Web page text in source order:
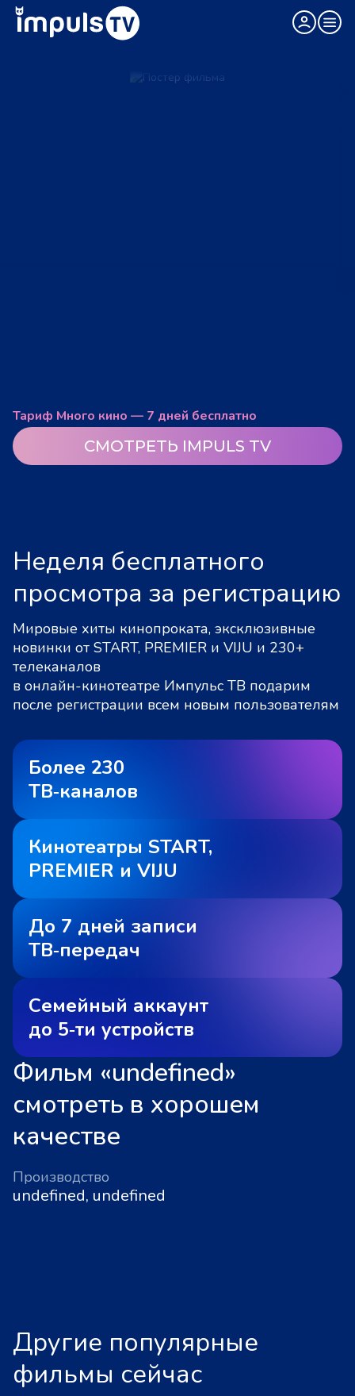
Тариф Много кино — 7 дней бесплатно
СМОТРЕТЬ IMPULS TV
Неделя бесплатного
просмотра за регистрацию
Мировые хиты кинопроката, эксклюзивные
новинки от START, PREMIER и VIJU и 230+
телеканалов
в онлайн-кинотеатре Импульс ТВ подарим
после регистрации всем новым пользователям
Более 230
ТВ‑каналов
Кинотеатры START,
PREMIER и VIJU
До 7 дней записи
ТВ‑передач
Семейный аккаунт
до 5‑ти устройств
Фильм «undefined»
смотреть в хорошем
качестве
Производство
undefined, undefined
Другие популярные
фильмы сейчас